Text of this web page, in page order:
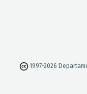
1997-2026